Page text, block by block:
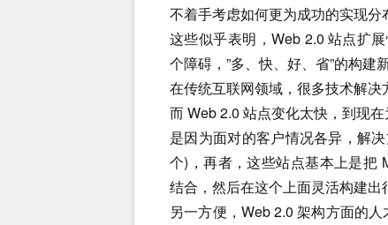
不着手考虑如何更为成功的实现
这些似乎表明，Web 2.0 站点扩
个障碍，”多、快、好、省”的构建
在传统互联网领域，很多技术解
而 Web 2.0 站点变化太快，到现
是因为面对的客户情况各异，解
个)，再者，这些站点基本上是把
结合，然后在这个上面灵活构建出
另一方便，Web 2.0 架构方面的